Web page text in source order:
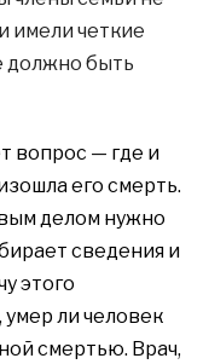
имели четкие
должно быть
вопрос — где и
его смерть.
делом нужно
сведения и
этого
умер ли человек
смертью. Врач,